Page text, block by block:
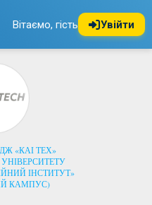
Вітаємо, гість Увійти
«КАІ ТЕХ»
ІНСТИТУТ»
КАМПУС)